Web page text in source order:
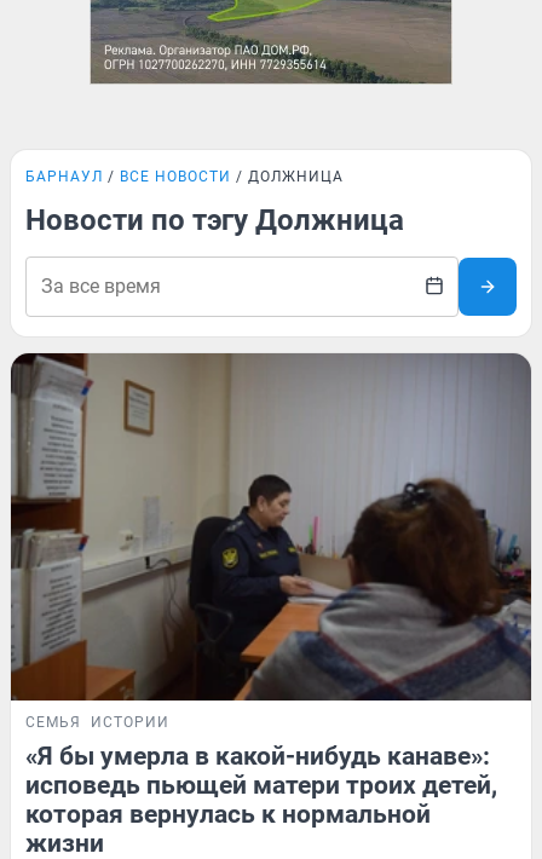
БАРНАУЛ ВСЕ НОВОСТИ ДОЛЖНИЦА
Новости по тэгу Должница
СЕМЬЯ ИСТОРИИ
«Я бы умерла в какой-нибудь канаве»:
исповедь пьющей матери троих детей,
которая вернулась к нормальной
жизни